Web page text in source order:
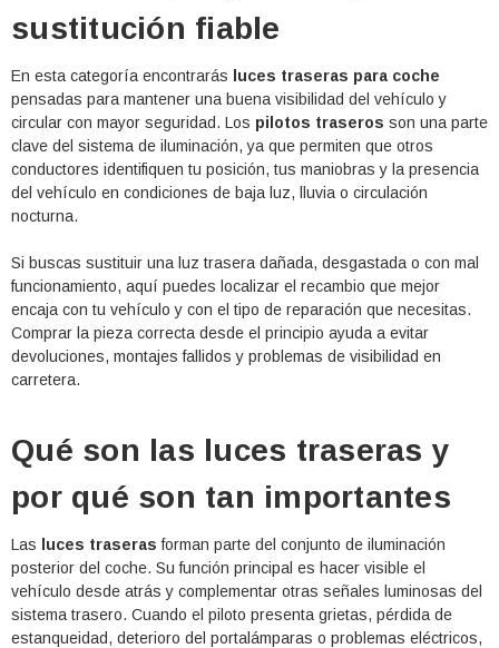
sustitución fiable
En esta categoría encontrarás
luces traseras para coche
pensadas para mantener una buena visibilidad del vehículo y
circular con mayor seguridad. Los pilotos traseros son una parte
clave del sistema de iluminación, ya que permiten que otros
conductores identifiquen tu posición, tus maniobras y la presencia
del vehículo en condiciones de baja luz, lluvia o circulación
nocturna.
Si buscas sustituir una luz trasera dañada, desgastada o con mal
funcionamiento, aquí puedes localizar el recambio que mejor
encaja con tu vehículo y con el tipo de reparación que necesitas.
Comprar la pieza correcta desde el principio ayuda a evitar
devoluciones, montajes fallidos y problemas de visibilidad en
carretera.
Qué son las luces traseras y
por qué son tan importantes
Las luces traseras forman parte del conjunto de iluminación
posterior del coche. Su función principal es hacer visible el
vehículo desde atrás y complementar otras señales luminosas del
sistema trasero. Cuando el piloto presenta grietas, pérdida de
estanqueidad, deterioro del portalámparas o problemas eléctricos,